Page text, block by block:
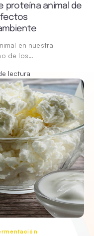
proteína animal de
en nuestra
de los…
lectura